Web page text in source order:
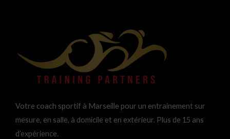
Votre coach sportif à Marseille pour un entrainement sur
mesure, en salle, à domicile et en extérieur. Plus de 15 ans
d’expérience.